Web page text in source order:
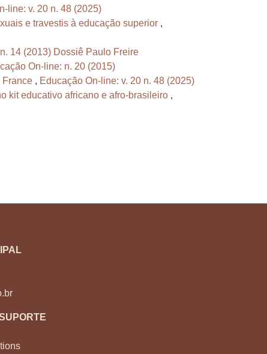
line: v. 20 n. 48 (2025)
e travestis à educação superior ,
14 (2013) Dossiê Paulo Freire
On-line: n. 20 (2015)
France , Educação On-line: v. 20 n. 48 (2025)
kit educativo africano e afro-brasileiro ,